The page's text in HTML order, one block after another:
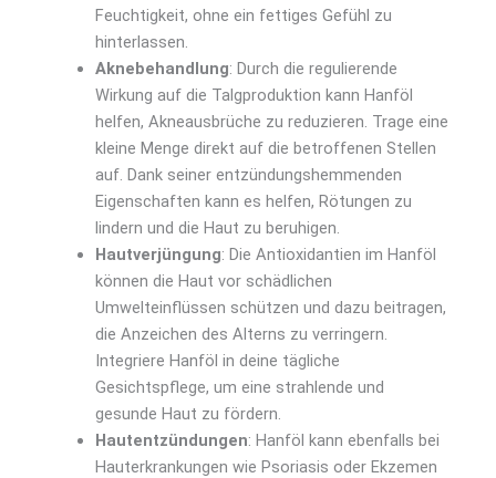
Feuchtigkeit, ohne ein fettiges Gefühl zu
hinterlassen.
Aknebehandlung: Durch die regulierende
Wirkung auf die Talgproduktion kann Hanföl
helfen, Akneausbrüche zu reduzieren. Trage eine
kleine Menge direkt auf die betroffenen Stellen
auf. Dank seiner entzündungshemmenden
Eigenschaften kann es helfen, Rötungen zu
lindern und die Haut zu beruhigen.
Hautverjüngung: Die Antioxidantien im Hanföl
können die Haut vor schädlichen
Umwelteinflüssen schützen und dazu beitragen,
die Anzeichen des Alterns zu verringern.
Integriere Hanföl in deine tägliche
Gesichtspflege, um eine strahlende und
gesunde Haut zu fördern.
Hautentzündungen: Hanföl kann ebenfalls bei
Hauterkrankungen wie Psoriasis oder Ekzemen